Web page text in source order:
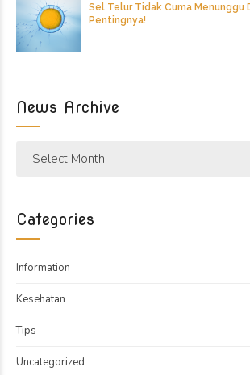
Sel Telur Tidak Cuma Menunggu
Pentingnya!
News Archive
Select Month
Categories
Information
Kesehatan
Tips
Uncategorized